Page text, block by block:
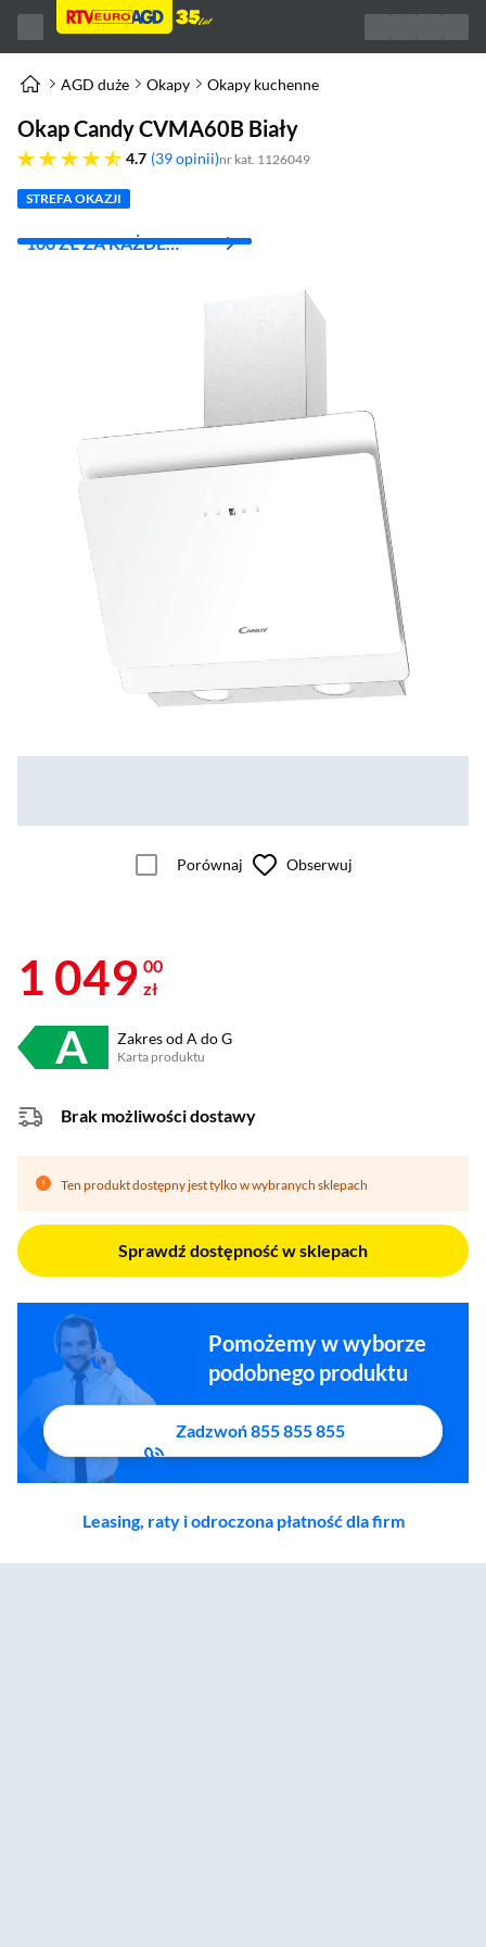
AGD duże Okapy Okapy kuchenne
Okap Candy CVMA60B Biały
4.7
4.7 gwiazdek 39 opinii nr kat. 1126049
STREFA OKAZJI
100 ZŁ ZA KAŻDE
Porównaj Obserwuj
1 049 00
zł
Zakres od A do G
Karta produktu
Plik w formacie pdf
(otworzy się w nowym oknie)
Brak możliwości dostawy
Ten produkt dostępny jest tylko w wybranych sklepach
Sprawdź dostępność w sklepach
Pomożemy w wyborze
podobnego produktu
Zadzwoń 855 855 855
Leasing, raty i odroczona płatność dla firm